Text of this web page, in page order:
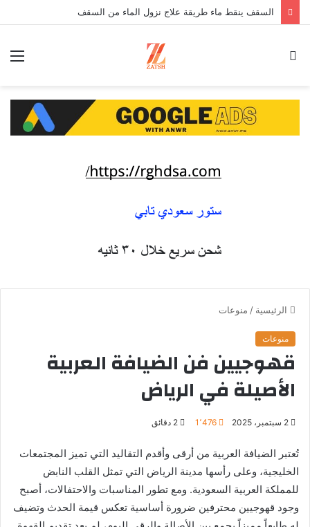
السقف ينقط ماء طريقة علاج نزول الماء من السقف
الرئيسية / منوعات
منوعات
قهوجيين فن الضيافة العربية
الأصيلة في الرياض
2 سبتمبر، 2025 1٬476
تُعتبر الضيافة العربية من أرقى وأقدم التقاليد التي تميز المجتمعات
الخليجية، وعلى رأسها مدينة الرياض التي تمثل القلب النابض
للمملكة العربية السعودية. ومع تطور المناسبات والاحتفالات، أصبح
وجود قهوجيين محترفين ضرورة أساسية تعكس قيمة الحدث وتضيف